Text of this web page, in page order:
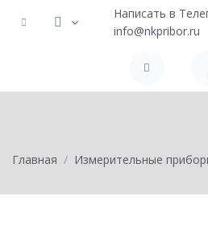
Написать в
info@nkpribor.ru
Главная Измерительные